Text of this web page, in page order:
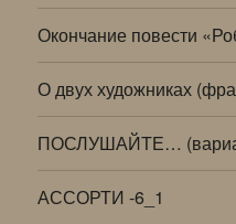
Окончание повести
О двух художниках
ПОСЛУШАЙТЕ…
АССОРТИ -6_1